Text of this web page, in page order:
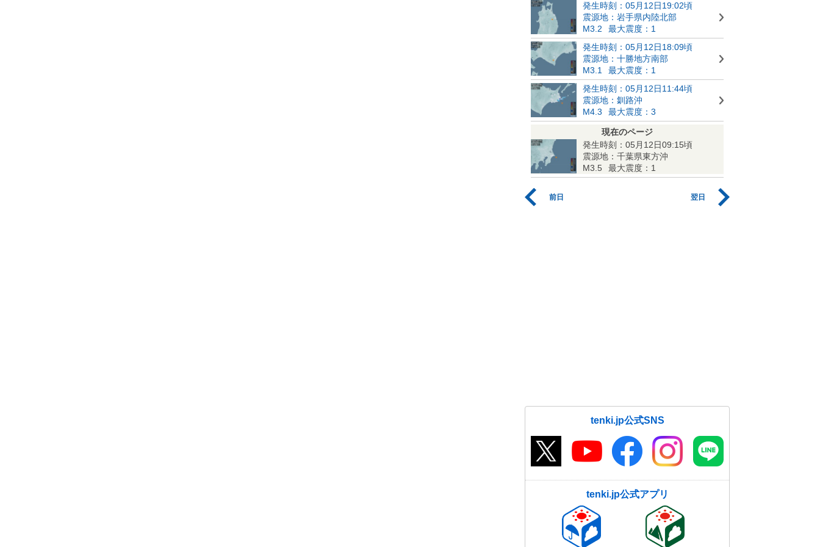
発生時刻：05月12日19:02頃
震源地：岩手県内陸北部
M3.2
最大震度：1
発生時刻：05月12日18:09頃
震源地：十勝地方南部
M3.1
最大震度：1
発生時刻：05月12日11:44頃
震源地：釧路沖
M4.3
最大震度：3
現在のページ
発生時刻：05月12日09:15頃
震源地：千葉県東方沖
M3.5
最大震度：1
前日 翌日
tenki.jp公式SNS
tenki.jp公式アプリ